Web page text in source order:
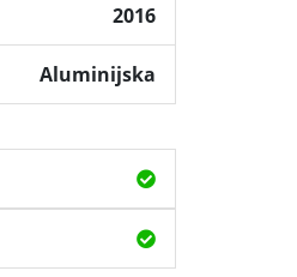
2016
Aluminijska